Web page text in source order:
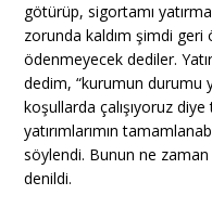
götürüp, sigortamı
zorunda kaldım şimdi
ödenmeyecek dediler.
dedim, “kurumun durumu
koşullarda çalışıyoruz
yatırımlarımın
söylendi. Bunun ne
denildi.